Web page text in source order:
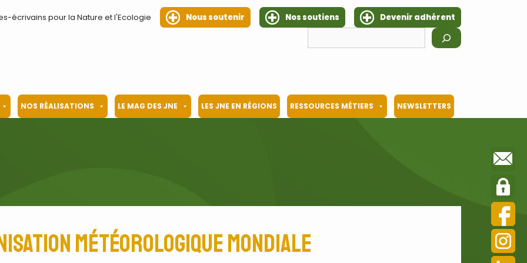
écrivains pour la Nature et l'Ecologie Nous soutenir Nos soutiens
Devenir adhérent
NOS RÉALISATIONS LE MAG DES JNE LES JNE EN RÉGIONS RESSOURCES MÉTIERS NEWSLETTERS
météorologique mondiale